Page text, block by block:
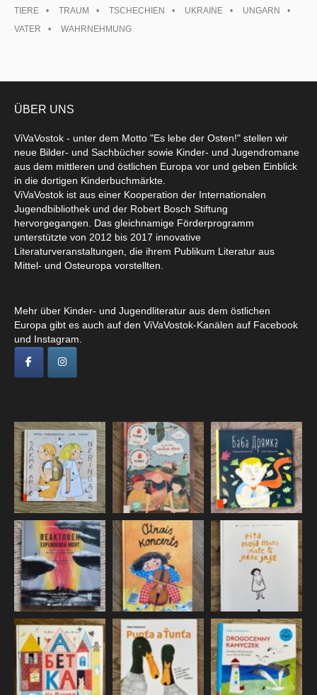
TIERE
TRAUM TSCHECHIEN UKRAINE
UNGARN
VATER
WAHRNEHMUNG
ÜBER UNS
ViVaVostok - unter dem Motto "Es lebe der Osten!" stellen wir
neue Bilder- und Sachbücher sowie Kinder- und Jugendromane
aus dem mittleren und östlichen Europa vor und geben Einblick
in die dortigen Kinderbuchmärkte.
ViVaVostok ist aus einer Kooperation der Internationalen
Jugendbibliothek und der Robert Bosch Stiftung
hervorgegangen. Das gleichnamige Förderprogramm
unterstützte von 2012 bis 2017 innovative
Literaturveranstaltungen, die ihrem Publikum Literatur aus
Mittel- und Osteuropa vorstellten.
Mehr über Kinder- und Jugendliteratur aus dem östlichen
Europa gibt es auch auf den ViVaVostok-Kanälen auf Facebook
und Instagram.